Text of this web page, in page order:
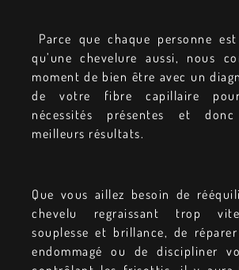
Parce que chaque personne
qu’une chevelure aussi, nous
moment de bien être avec un
de votre fibre capillaire
nécessités présentes et
meilleurs résultats.
Que vous aillez besoin de
chevelu regraissant trop
souplesse et brillance, de
endommagé ou de discipliner